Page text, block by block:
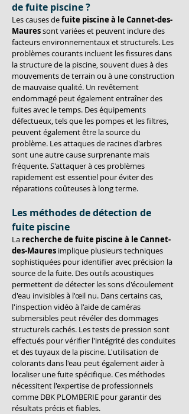
de fuite piscine ?
Les causes de fuite piscine à le Cannet-des-
Maures sont variées et peuvent inclure des
facteurs environnementaux et structurels. Les
problèmes courants incluent les fissures dans
la structure de la piscine, souvent dues à des
mouvements de terrain ou à une construction
de mauvaise qualité. Un revêtement
endommagé peut également entraîner des
fuites avec le temps. Des équipements
défectueux, tels que les pompes et les filtres,
peuvent également être la source du
problème. Les attaques de racines d'arbres
sont une autre cause surprenante mais
fréquente. S'attaquer à ces problèmes
rapidement est essentiel pour éviter des
réparations coûteuses à long terme.
Les méthodes de détection de
fuite piscine
La recherche de fuite piscine à le Cannet-
des-Maures implique plusieurs techniques
sophistiquées pour identifier avec précision la
source de la fuite. Des outils acoustiques
permettent de détecter les sons d'écoulement
d'eau invisibles à l'œil nu. Dans certains cas,
l'inspection vidéo à l'aide de caméras
submersibles peut révéler des dommages
structurels cachés. Les tests de pression sont
effectués pour vérifier l'intégrité des conduites
et des tuyaux de la piscine. L'utilisation de
colorants dans l'eau peut également aider à
localiser une fuite spécifique. Ces méthodes
nécessitent l'expertise de professionnels
comme DBK PLOMBERIE pour garantir des
résultats précis et fiables.